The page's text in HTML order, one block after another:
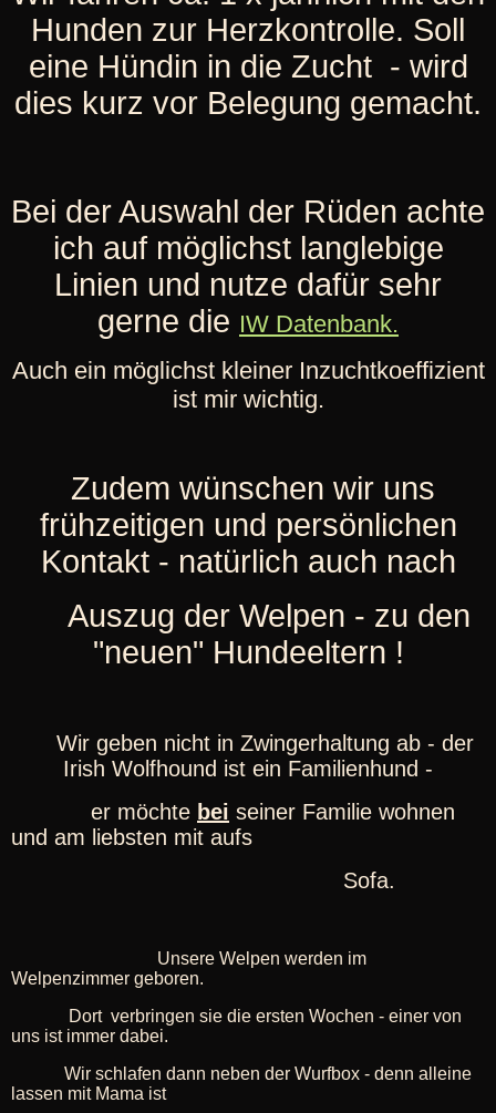
Hunden zur Herzkontrolle. Soll
eine Hündin in die Zucht - wird
dies kurz vor Belegung gemacht.
Bei der Auswahl der Rüden achte
ich auf möglichst langlebige
Linien und nutze dafür sehr
gerne die IW Datenbank.
Auch ein möglichst kleiner Inzuchtkoeffizient
ist mir wichtig.
Zudem wünschen wir uns
frühzeitigen und persönlichen
Kontakt - natürlich auch nach
Auszug der Welpen - zu den
"neuen" Hundeeltern !
Wir geben nicht in Zwingerhaltung ab - der
Irish Wolfhound ist ein Familienhund -
er möchte bei seiner Familie wohnen
und am liebsten mit aufs
Sofa.
Unsere Welpen werden im
Welpenzimmer geboren.
Dort verbringen sie die ersten Wochen - einer von
uns ist immer dabei.
Wir schlafen dann neben der Wurfbox - denn alleine
lassen mit Mama ist